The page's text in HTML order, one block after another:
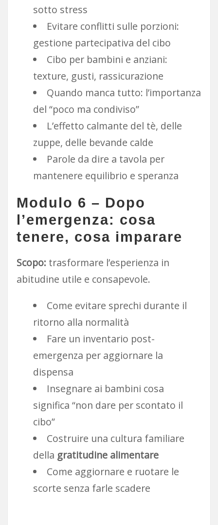
sotto stress
Evitare conflitti sulle porzioni:
gestione partecipativa del cibo
Cibo per bambini e anziani:
texture, gusti, rassicurazione
Quando manca tutto: l’importanza
del “poco ma condiviso”
L’effetto calmante del tè, delle
zuppe, delle bevande calde
Parole da dire a tavola per
mantenere equilibrio e speranza
Modulo 6 – Dopo
l’emergenza: cosa
tenere, cosa imparare
Scopo: trasformare l’esperienza in
abitudine utile e consapevole.
Come evitare sprechi durante il
ritorno alla normalità
Fare un inventario post-
emergenza per aggiornare la
dispensa
Insegnare ai bambini cosa
significa “non dare per scontato il
cibo”
Costruire una cultura familiare
della gratitudine alimentare
Come aggiornare e ruotare le
scorte senza farle scadere